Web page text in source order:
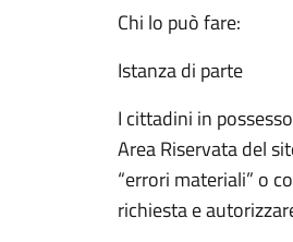
Chi lo può fare:
Istanza di parte
I cittadini in
Area Riservata del
“errori materiali” o
richiesta e